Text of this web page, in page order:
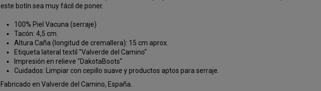
este botín sea muy fácil de poner.
100% Piel Vacuna (serraje)
Tacón: 4,5 cm.
Altura Caña (longitud de cremallera): 15 cm aprox.
Etiqueta lateral textil "Valverde del Camino"
Impresión en relieve "DakotaBoots"
Cuidados: Limpiar con cepillo suave y productos aptos para serraje.
Fabricado en Valverde del Camino, España.